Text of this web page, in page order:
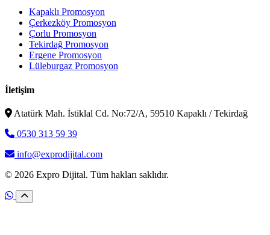
Kapaklı Promosyon
Çerkezköy Promosyon
Çorlu Promosyon
Tekirdağ Promosyon
Ergene Promosyon
Lüleburgaz Promosyon
İletişim
Atatürk Mah. İstiklal Cd. No:72/A, 59510 Kapaklı / Tekirdağ
0530 313 59 39
info@exprodijital.com
© 2026 Expro Dijital. Tüm hakları saklıdır.